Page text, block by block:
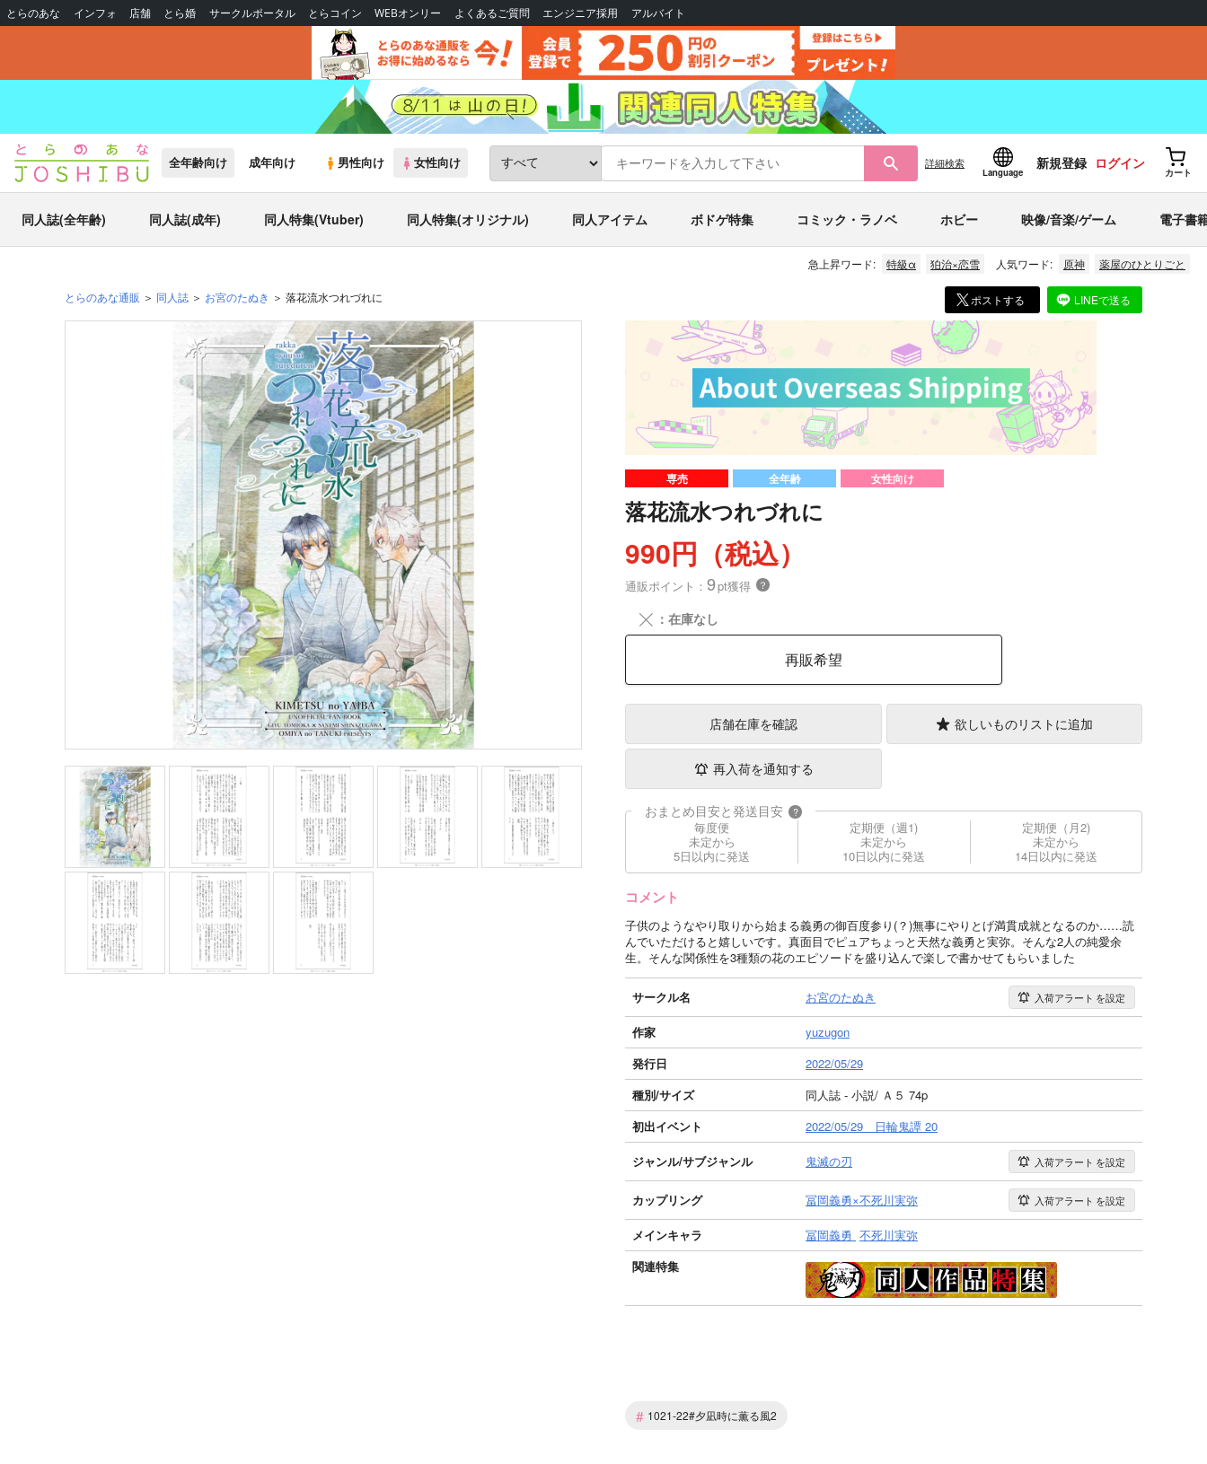
とらのあな インフォ 店舗 とら婚 サークルポータル とらコイン WEBオンリー よくあるご質問 エンジニア採用 アルバイト
全年齢向け 成年向け 男性向け 女性向け 詳細検索
Language
新規登録 ログイン
カート
同人誌(全年齢) 同人誌(成年) 同人特集(Vtuber) 同人特集(オリジナル) 同人アイテム ボドゲ特集 コミック・ラノベ ホビー 映像/音楽/ゲーム 電子書
急上昇ワード: 特級α 狛治×恋雪 人気ワード: 原神 薬屋のひとりごと
とらのあな通販 同人誌 お宮のたぬき 落花流水つれづれに ポストする LINEで送る
専売 全年齢 女性向け
落花流水つれづれに
990円（税込）
通販ポイント： 9pt獲得 ？
╳ ：在庫なし
再販希望
店舗在庫を確認 欲しいものリストに追加
再入荷を通知する
おまとめ目安と発送目安 ?
毎度便
未定から
5日以内に発送
定期便（週1)
未定から
10日以内に発送
定期便（月2)
未定から
14日以内に発送
コメント
子供のようなやり取りから始まる義勇の御百度参り(？)無事にやりとげ満貫成就となるのか……読
んでいただけると嬉しいです。真面目でピュアちょっと天然な義勇と実弥。そんな2人の純愛余
生。そんな関係性を3種類の花のエピソードを盛り込んで楽しで書かせてもらいました
サークル名 お宮のたぬき 入荷アラート を設定
作家
yuzugon
発行日
2022/05/29
種別/サイズ
同人誌 - 小説/ Ａ５ 74p
初出イベント
2022/05/29 日輪鬼譚 20
ジャンル/サブジャンル 鬼滅の刃 入荷アラート を設定
カップリング 冨岡義勇×不死川実弥 入荷アラート を設定
メインキャラ 冨岡義勇 不死川実弥
関連特集
# 1021-22#夕凪時に薫る風2